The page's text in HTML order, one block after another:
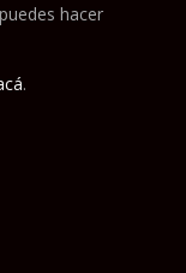
hacer
.